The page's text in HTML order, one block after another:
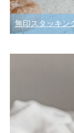
無印スタッキン